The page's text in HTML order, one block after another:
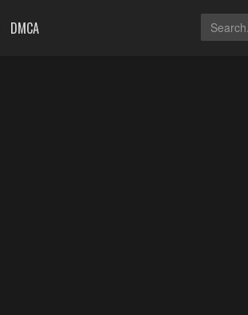
DMCA